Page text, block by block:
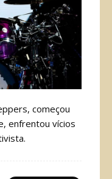
começou
enfrentou vícios